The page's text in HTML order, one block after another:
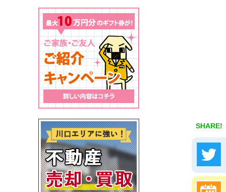
SHARE!